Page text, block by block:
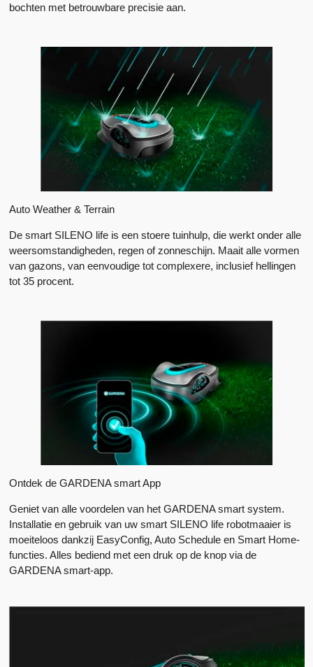
bochten met betrouwbare precisie aan.
Auto Weather & Terrain
De smart SILENO life is een stoere tuinhulp, die werkt onder alle
weersomstandigheden, regen of zonneschijn. Maait alle vormen
van gazons, van eenvoudige tot complexere, inclusief hellingen
tot 35 procent.
Ontdek de GARDENA smart App
Geniet van alle voordelen van het GARDENA smart system.
Installatie en gebruik van uw smart SILENO life robotmaaier is
moeiteloos dankzij EasyConfig, Auto Schedule en Smart Home-
functies. Alles bediend met een druk op de knop via de
GARDENA smart-app.